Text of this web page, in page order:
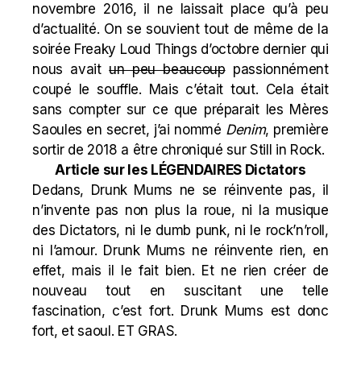
novembre 2016, il ne laissait place qu’à peu
d’actualité. On se souvient tout de même de la
soirée Freaky Loud Things d’octobre dernier qui
nous avaitun peu beaucouppassionnément
coupé le souffle. Mais c’était tout. Cela était
sans compter sur ce que préparait les Mères
Saoules en secret, j’ai nommé Denim, première
sortir de 2018 a être chroniqué sur Still in Rock.
Article sur les LÉGENDAIRES Dictators
Dedans, Drunk Mums ne se réinvente pas, il
n’invente pas non plus la roue, ni la musique
des Dictators, ni le dumb punk, ni le rock’n’roll,
ni l’amour. Drunk Mums ne réinvente rien, en
effet, mais il le fait bien. Et ne rien créer de
nouveau tout en suscitant une telle
fascination, c’est fort. Drunk Mums est donc
fort, et saoul. ET GRAS.